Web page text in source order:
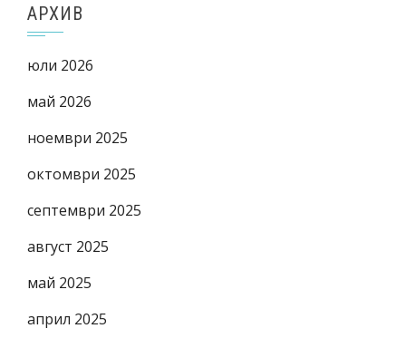
АРХИВ
юли 2026
май 2026
ноември 2025
октомври 2025
септември 2025
август 2025
май 2025
април 2025